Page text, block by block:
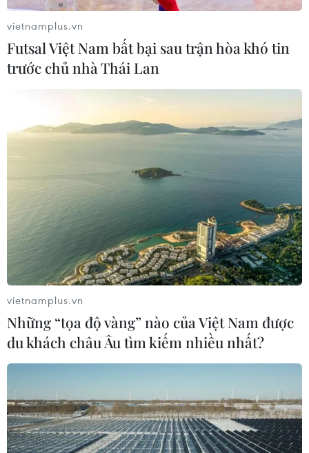
Đường sắt Nhổn-ga Hà Nội sẽ khai thác
đoạn trên cao vào tháng 12/2022
05/11/2021 12:45
Dự kiến đoạn trên cao dự án đường sắt đô thị Nhổn-ga
Hà Nội sẽ đưa vào khai thác vận hành vào tháng
12/2022, lùi tiến độ một năm so với kế hoạch đề ra.
vietnamplus.vn
Futsal Việt Nam bất bại sau trận hòa khó tin
trước chủ nhà Thái Lan
vietnamplus.vn
Những “tọa độ vàng” nào của Việt Nam được
du khách châu Âu tìm kiếm nhiều nhất?